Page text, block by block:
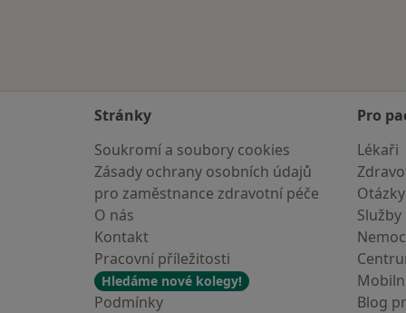
Stránky
Soukromí a soubory cookies
Zásady ochrany osobních údajů
pro zaměstnance zdravotní péče
O nás
Kontakt
Pracovní příležitosti
Hledáme nové kolegy!
Podmínky
Pro
Lékaři
Služby
Blog